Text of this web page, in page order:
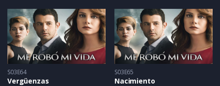
S03E64
Vergüenzas
S03E65
Nacimiento